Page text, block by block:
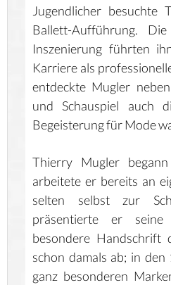
Jugendlicher besuchte
Ballett-Aufführung.
Inszenierung führten
Karriere als
entdeckte Mugler
und Schauspiel auch
Begeisterung für Mode
Thierry Mugler
arbeitete er bereits an
selten selbst zur
präsentierte er
besondere Handschrift
schon damals ab; in
ganz besonderen